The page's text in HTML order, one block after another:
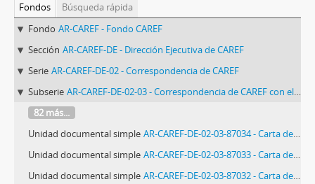
Fondos
Búsqueda rápida
Fondo AR-CAREF - Fondo CAREF
Sección AR-CAREF-DE - Dirección Ejecutiva de CAREF
Serie AR-CAREF-DE-02 - Correspondencia de CAREF
Subserie AR-CAREF-DE-02-03 - Correspondencia de CAREF con el ACNUR
82 más...
Unidad documental simple AR-CAREF-DE-02-03-87034 - Carta de George Gordon-Lennox a Alicia Peiró
Unidad documental simple AR-CAREF-DE-02-03-87033 - Carta de George Gordon-Lennox a Violeta Correa
Unidad documental simple AR-CAREF-DE-02-03-87032 - Carta de George Gordon-Lennox a Alicia Peiró